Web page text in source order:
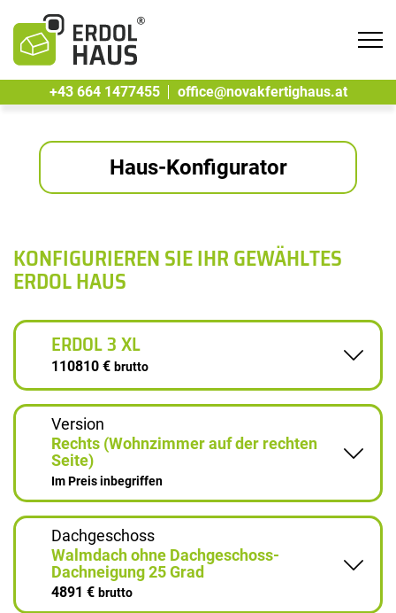
+43 664 1477455
office@novakfertighaus.at
Haus-Konfigurator
KONFIGURIEREN SIE IHR GEWÄHLTES
ERDOL HAUS
ERDOL 3 XL
110810 € brutto
Version
Rechts (Wohnzimmer auf der rechten
Seite)
Im Preis inbegriffen
Dachgeschoss
Walmdach ohne Dachgeschoss-
Dachneigung 25 Grad
4891 € brutto